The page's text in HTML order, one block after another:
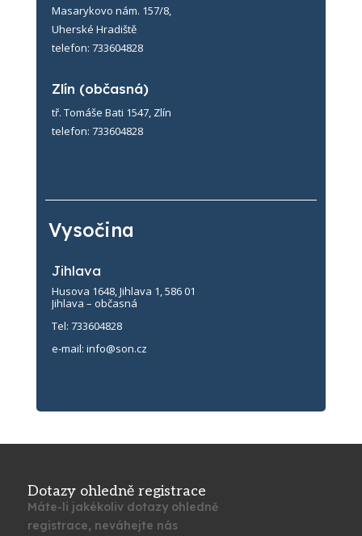
Masarykovo nám. 157/8,
Uherské Hradiště
telefon: 733604828
Zlín (občasná)
tř. Tomáše Bati 1547, Zlín
telefon: 733604828
Vysočina
Jihlava
Husova 1648, Jihlava 1, 586 01
Jihlava – občasná
Tel: 733604828
e-mail: info@son.cz
Dotazy ohledně registrace
Máte-li jakékoliv dotazy ohledně
registrace, neváhejte nás